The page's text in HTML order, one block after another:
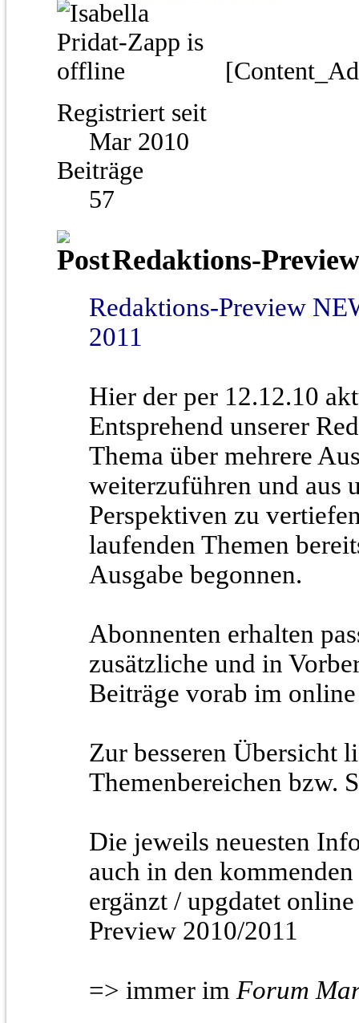
Registriert seit
Mar 2010
Beiträge
57
Redaktions-
Redaktions-Preview
2011
Hier der per 12.12.10
Entsprehend unserer
Thema über mehrere
weiterzuführen und aus
Perspektiven zu
laufenden Themen
Ausgabe begonnen.
Abonnenten erhalten
zusätzliche und in
Beiträge vorab im
Zur besseren Übersicht
Themenbereichen bzw.
Die jeweils neuesten
auch in den
ergänzt / upgdatet
Preview 2010/2011
=> immer im Forum